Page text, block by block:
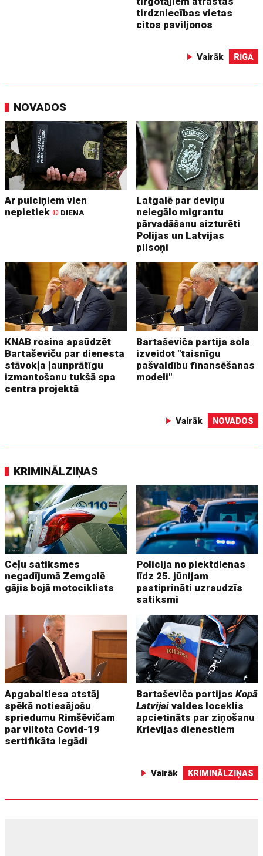
tirdzniecības vietas
citos paviljonos
Vairāk RĪGĀ
NOVADOS
Ar pulciņiem vien
nepietiek © DIENA
Latgalē par deviņu
nelegālo migrantu
pārvadāšanu aizturēti
Polijas un Latvijas
pilsoņi
KNAB rosina apsūdzēt
Bartaševiču par dienesta
stāvokļa ļaunprātīgu
izmantošanu tukšā spa
centra projektā
Bartaševiča partija sola
izveidot "taisnīgu
pašvaldību finansēšanas
modeli"
Vairāk NOVADOS
KRIMINĀLZIŅAS
Ceļu satiksmes
negadījumā Zemgalē
gājis bojā motociklists
Policija no piektdienas
līdz 25. jūnijam
pastiprināti uzraudzīs
satiksmi
Apgabaltiesa atstāj
spēkā notiesājošu
spriedumu Rimšēvičam
par viltota Covid-19
sertifikāta iegādi
Bartaševiča partijasKopā
Latvijai valdes loceklis
apcietināts par ziņošanu
Krievijas dienestiem
Vairāk KRIMINĀLZIŅAS